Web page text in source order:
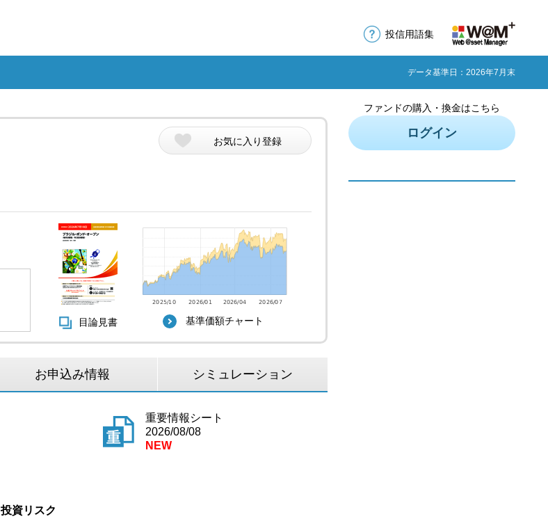
投信用語集
データ基準日：2026年7月末
お気に入り登録
目論見書
基準価額チャート
お申込み情報 シミュレーション
重要情報シート
2026/08/08
投資リスク
ファンドの購入・換金はこちら
ログイン